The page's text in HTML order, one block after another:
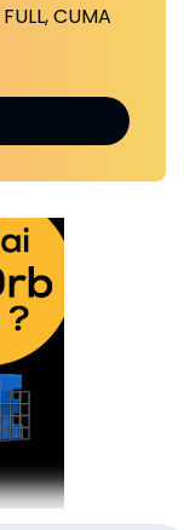
CUMA